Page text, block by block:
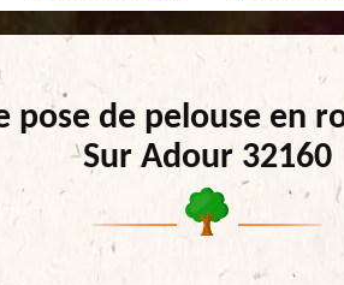
pose de pelouse en
Sur Adour 32160